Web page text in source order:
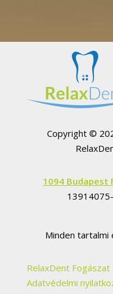
Copyright ©
1094 Budapest
Minden tartalmi
RelaxDent
Adatvédelmi